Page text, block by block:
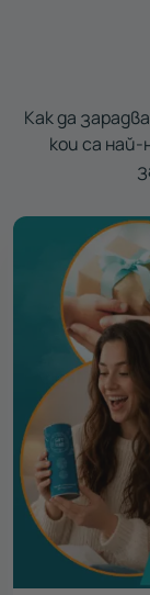
Как да
кои са